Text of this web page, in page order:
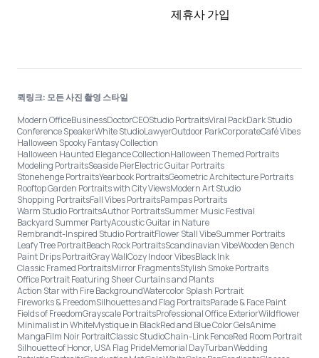
제휴사 가입
퀵링크: 모든 사진 촬영 스타일
Modern OfficeBusinessDoctorCEOStudio PortraitsViral PackDark Studio
Conference SpeakerWhite StudioLawyerOutdoor ParkCorporateCafé Vibes
Halloween Spooky Fantasy Collection
Halloween Haunted Elegance CollectionHalloween Themed Portraits
Modeling PortraitsSeaside PierElectric Guitar Portraits
Stonehenge PortraitsYearbook PortraitsGeometric Architecture Portraits
Rooftop Garden Portraits with City ViewsModern Art Studio
Shopping PortraitsFall Vibes PortraitsPampas Portraits
Warm Studio PortraitsAuthor PortraitsSummer Music Festival
Backyard Summer PartyAcoustic Guitar in Nature
Rembrandt-Inspired Studio PortraitFlower Stall VibeSummer Portraits
Leafy Tree PortraitBeach Rock PortraitsScandinavian VibeWooden Bench
Paint Drips PortraitGray WallCozy Indoor VibesBlack Ink
Classic Framed PortraitsMirror FragmentsStylish Smoke Portraits
Office Portrait Featuring Sheer Curtains and Plants
Action Star with Fire BackgroundWatercolor Splash Portrait
Fireworks & FreedomSilhouettes and Flag PortraitsParade & Face Paint
Fields of FreedomGrayscale PortraitsProfessional Office ExteriorWildflower
Minimalist in WhiteMystique in BlackRed and Blue Color GelsAnime
MangaFilm Noir PortraitClassic StudioChain-Link FenceRed Room Portrait
Silhouette of Honor, USA Flag PrideMemorial DayTurbanWedding